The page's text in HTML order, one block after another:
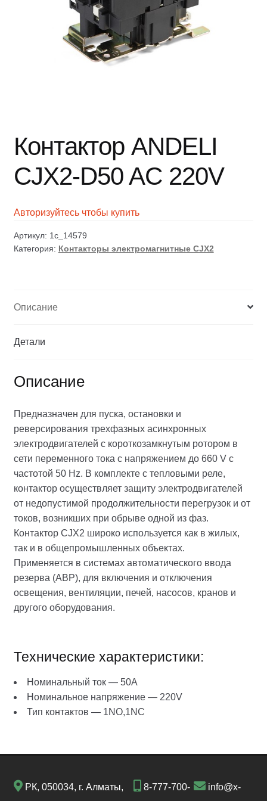
Контактор ANDELI
CJX2-D50 AC 220V
Авторизуйтесь чтобы купить
Артикул: 1c_14579
Категория: Контакторы электромагнитные CJX2
Описание
Детали
Описание
Предназначен для пуска, остановки и
реверсирования трехфазных асинхронных
электродвигателей с короткозамкнутым ротором в
сети переменного тока с напряжением до 660 V c
частотой 50 Hz. В комплекте с тепловыми реле,
контактор осуществляет защиту электродвигателей
от недопустимой продолжительности перегрузок и от
токов, возникших при обрыве одной из фаз.
Контактор CJX2 широко используется как в жилых,
так и в общепромышленных объектах.
Применяется в системах автоматического ввода
резерва (АВР), для включения и отключения
освещения, вентиляции, печей, насосов, кранов и
другого оборудования.
Технические характеристики:
Номинальный ток — 50A
Номинальное напряжение — 220V
Тип контактов — 1NО,1NC
РК, 050034, г. Алматы, 8-777-700- info@x-